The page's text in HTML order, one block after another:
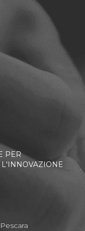
PER